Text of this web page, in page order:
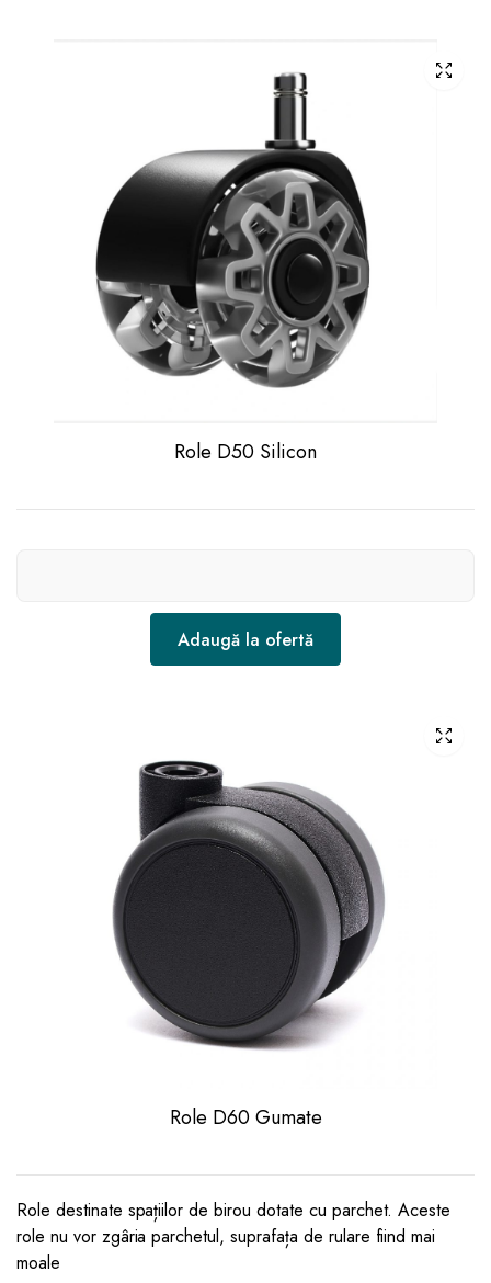
Role D50 Silicon
Adaugă la ofertă
Role D60 Gumate
Role destinate spațiilor de birou dotate cu parchet. Aceste
role nu vor zgâria parchetul, suprafața de rulare fiind mai
moale